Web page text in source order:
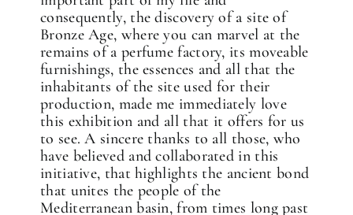
consequently, the discovery of a site of
Bronze Age, where you can marvel at the
remains of a perfume factory, its moveable
furnishings, the essences and all that the
inhabitants of the site used for their
production, made me immediately love
this exhibition and all that it offers for us
to see. A sincere thanks to all those, who
have believed and collaborated in this
initiative, that highlights the ancient bond
that unites the people of the
Mediterranean basin, from times long past